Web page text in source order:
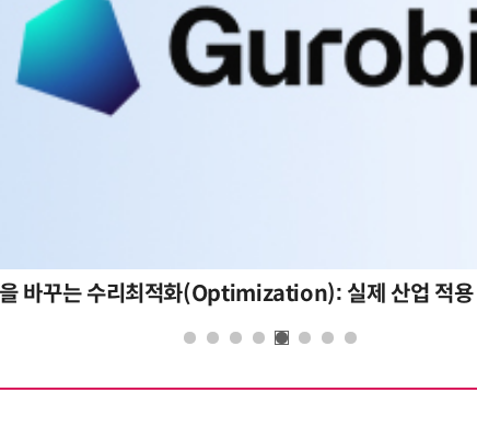
바꾸는 수리최적화(Optimization): 실제 산업 적용